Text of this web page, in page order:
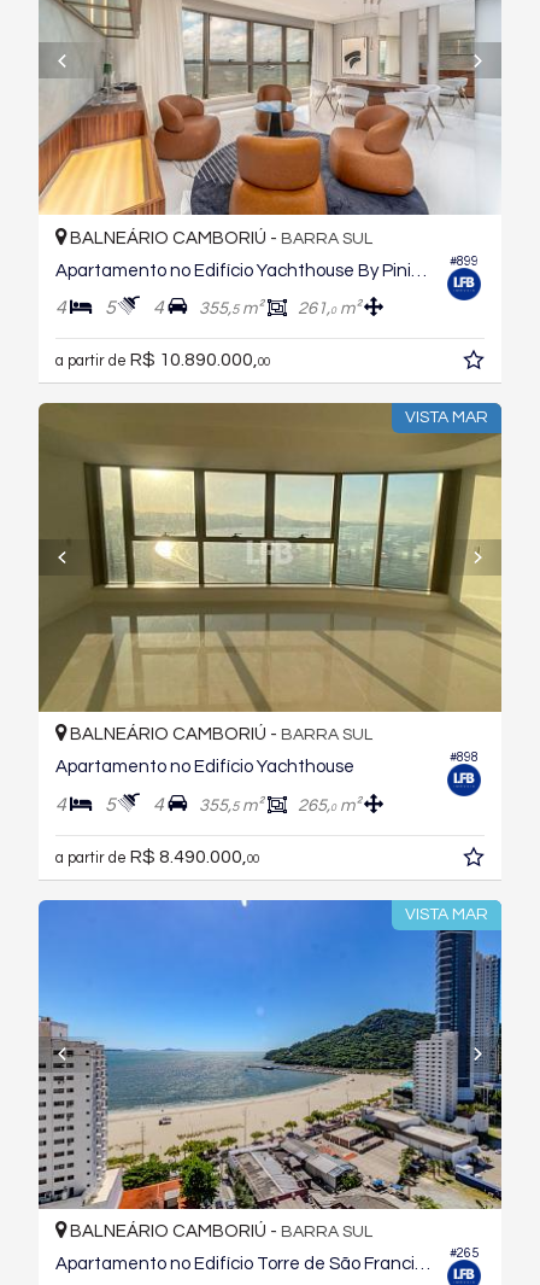
#899
BALNEÁRIO CAMBORIÚ - BARRA SUL
4 5 4 355,5m² 261,0m²
a partir de R$ 10.890.000, 00
VISTA MAR
#898
BALNEÁRIO CAMBORIÚ - BARRA SUL
Apartamento no Edifício Yachthouse
4 5 4 355,5m² 265,0m²
a partir de R$ 8.490.000, 00
VISTA MAR
#265
BALNEÁRIO CAMBORIÚ - BARRA SUL
Apartamento no Edifício Torre de São Francisco